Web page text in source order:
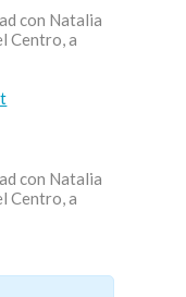
con Natalia
Centro, a
con Natalia
Centro, a